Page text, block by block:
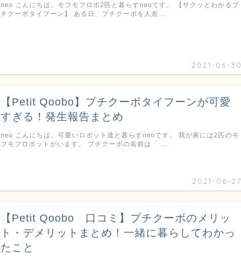
2021-06-30
neo こんにちは。モフモフロボ2匹と暮らすneoです。 【サクッとわかるプ
チクーボタイフーン】 ある日、プチクーボを人差 …
【Petit Qoobo】プチクーボタイフーンが可愛
すぎる！発生報告まとめ
2021-06-27
neo こんにちは。可愛いロボット達と暮らすneoです。 我が家には2匹のモ
フモフロボットがいます。 プチクーボの名前は「 …
【Petit Qoobo 口コミ】プチクーボのメリッ
ト・デメリットまとめ！一緒に暮らしてわかっ
たこと